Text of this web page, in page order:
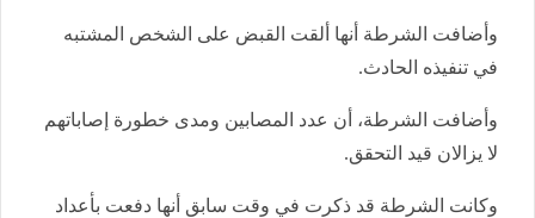
وأضافت الشرطة أنها ألقت القبض على الشخص المشتبه
في تنفيذه الحادث.
وأضافت الشرطة، أن عدد المصابين ومدى خطورة إصاباتهم
لا يزالان قيد التحقق.
وكانت الشرطة قد ذكرت في وقت سابق أنها دفعت بأعداد